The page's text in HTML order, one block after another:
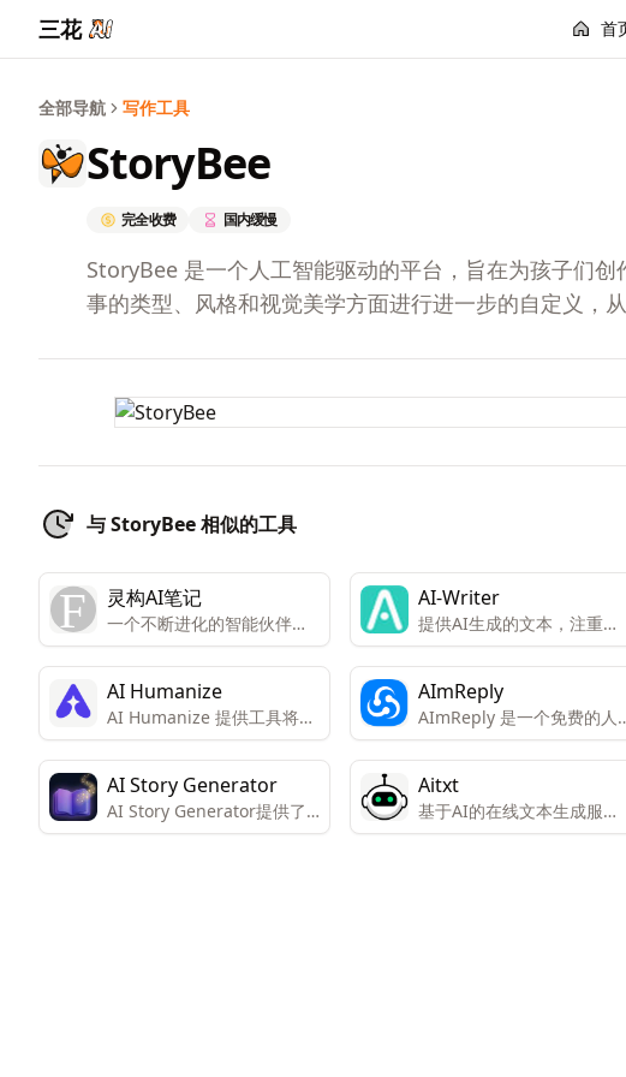
三花 首
全部导航 写作工具
StoryBee
完全收费 国内缓慢
StoryBee 是一个人工智能驱动的平台，旨在为孩子们
事的类型、风格和视觉美学方面进行进一步的自定义，
与 StoryBee 相似的工具
灵构AI笔记
一个不断进化的智能伙伴，
提供笔记、AI创作和知识管
理的团队协作平台。
AI-Writer
提供AI生成的文本，注重质
量和原创性。
AI Humanize
AI Humanize 提供工具将AI
生成的文本转换为人类语
境，以确保文本100%原创且
无法被AI检测器发现。
AImReply
AImReply 是一个免费的人
工智能电子邮件生成器，旨
在提高电子邮件写作的效率
和质量。
AI Story Generator
AI Story Generator提供了
多种工具来帮助用户创作故
Aitxt
基于AI的在线文本生成服务
可以快速生成各种类型的高